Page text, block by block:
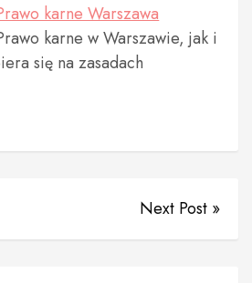
karne Warszawa
karne w Warszawie, jak i
się na zasadach
Next Post »